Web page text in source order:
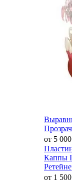
от 5 000
Каппы
от 1 500